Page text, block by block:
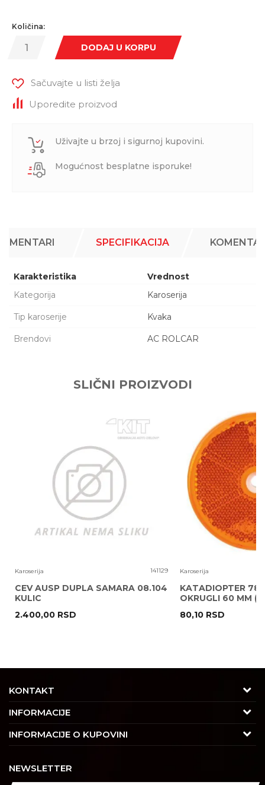
Količina:
DODAJ U KORPU
Sačuvajte u listi želja
Uporedite proizvod
Uživajte u brzoj i sigurnoj kupovini.
Mogućnost besplatne isporuke!
SPECIFIKACIJA
Karakteristika
Vrednost
Kategorija
Karoserija
Tip karoserije Kvaka
Brendovi AC ROLCAR
POŠALJI
SLIČNI PROIZVODI
Karoserija 141129
CEV AUSP DUPLA SAMARA 08.104
KULIC
2.400,00 RSD
Karoserija
KATADIOPTER
OKRUGLI 60 MM ( )
80,10 RSD
KONTAKT
Adresa
Trgovačka 7/2, Čukarica
11030 Beograd, Srbija
INFORMACIJE
O nama
Saradnja
INFORMACIJE O KUPOVINI
Izjava o privatnosti i sigurnosti podataka
NEWSLETTER